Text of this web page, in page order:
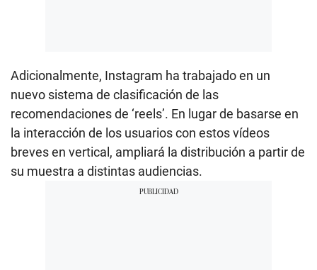
Adicionalmente, Instagram ha trabajado en un
nuevo sistema de clasificación de las
recomendaciones de ‘reels’. En lugar de basarse en
la interacción de los usuarios con estos vídeos
breves en vertical, ampliará la distribución a partir de
su muestra a distintas audiencias.